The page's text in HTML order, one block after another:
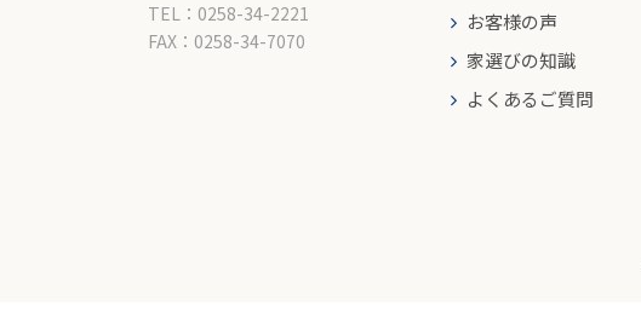
TEL：0258-34-2221
FAX：0258-34-7070
お客様の声
家選びの知識
よくあるご質問